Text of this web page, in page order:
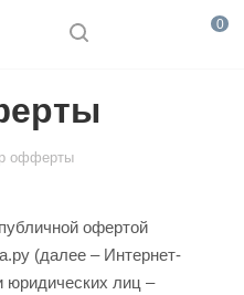
0
офферты
офертой
(далее – Интернет-
юридических лиц –